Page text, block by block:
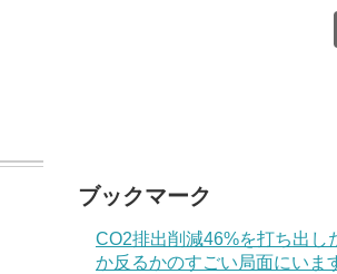
ブックマーク
CO2排出削減46%を打ち出し
か反るかのすごい局面にいま